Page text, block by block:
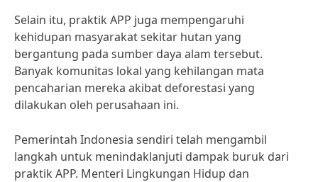
Selain itu, praktik APP juga mempengaruhi
kehidupan masyarakat sekitar hutan yang
bergantung pada sumber daya alam tersebut.
Banyak komunitas lokal yang kehilangan mata
pencaharian mereka akibat deforestasi yang
dilakukan oleh perusahaan ini.
Pemerintah Indonesia sendiri telah mengambil
langkah untuk menindaklanjuti dampak buruk dari
praktik APP. Menteri Lingkungan Hidup dan